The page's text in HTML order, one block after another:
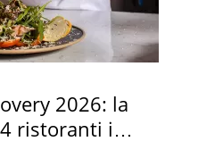
2026: la
ristoranti in